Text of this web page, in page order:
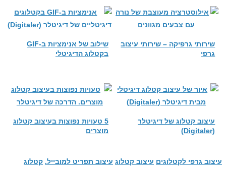
שירותי גרפיקה – שירותי עיצוב
גרפי
שילוב של אנימציות ב-GIF
בקטלוג הדיגיטלי
עיצוב קטלוג של דיגיטלר
(Digitaler)
5 טעויות נפוצות בעיצוב קטלוג
מוצרים
עיצוב גרפי לקטלוגים עיצוב קטלוג עיצוב תפריט למובייל. קטלוג